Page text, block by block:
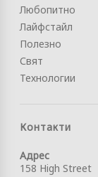
Любопитно
Лайфстайл
Полезно
Свят
Технологии
Контакти
Адрес
158 High Street